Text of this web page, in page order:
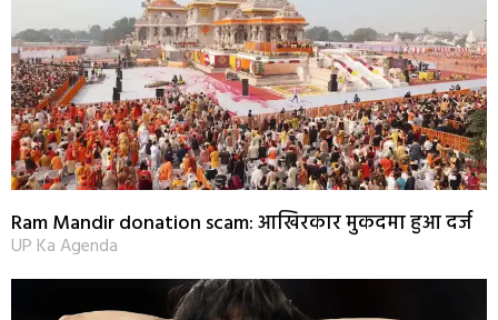
Ram Mandir donation scam: आखिरकार मुकदमा हुआ दर्ज
UP Ka Agenda